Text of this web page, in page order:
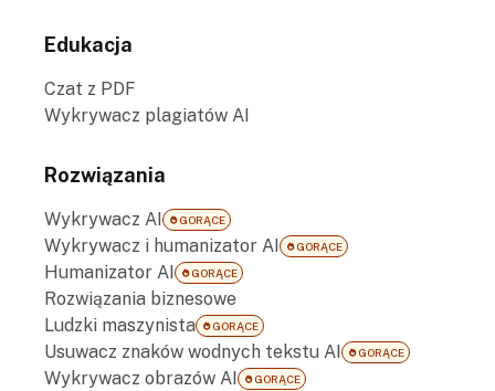
Edukacja
Czat z PDF
Wykrywacz plagiatów AI
Rozwiązania
Wykrywacz AI GORĄCE
Wykrywacz i humanizator AI GORĄCE
Humanizator AI GORĄCE
Rozwiązania biznesowe
Ludzki maszynista
GORĄCE
Usuwacz znaków wodnych tekstu AI GORĄCE
Wykrywacz obrazów AI GORĄCE